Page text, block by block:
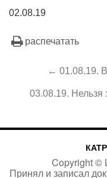
02.08.19
распечатать
← 01.08.19.
03.08.19. Нельзя
Copyright ©
Принял и записал